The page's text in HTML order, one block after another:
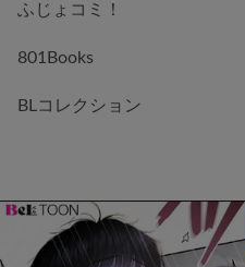
ふじょコミ！
801Books
BLコレクション